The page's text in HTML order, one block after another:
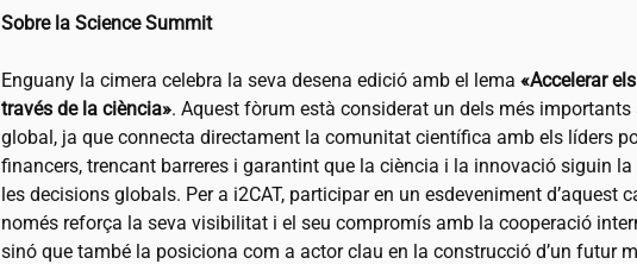
Sobre la Science Summit
Enguany la cimera celebra la seva desena edició amb el lema «Accelerar
través de la ciència». Aquest fòrum està considerat un dels més importants
global, ja que connecta directament la comunitat científica amb els líders
financers, trencant barreres i garantint que la ciència i la innovació siguin la
les decisions globals. Per a i2CAT, participar en un esdeveniment d’aquest
només reforça la seva visibilitat i el seu compromís amb la cooperació
sinó que també la posiciona com a actor clau en la construcció d’un futur